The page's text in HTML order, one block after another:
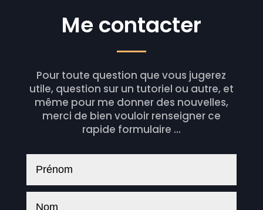
Me contacter
Pour toute question que vous jugerez
utile, question sur un tutoriel ou autre, et
même pour me donner des nouvelles,
merci de bien vouloir renseigner ce
rapide formulaire ...